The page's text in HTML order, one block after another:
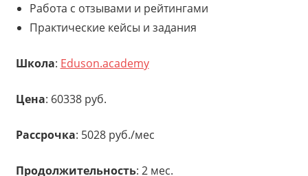
Работа с отзывами и рейтингами
Практические кейсы и задания
Школа: Eduson.academy
Цена: 60338 руб.
Рассрочка: 5028 руб./мес
Продолжительность: 2 мес.